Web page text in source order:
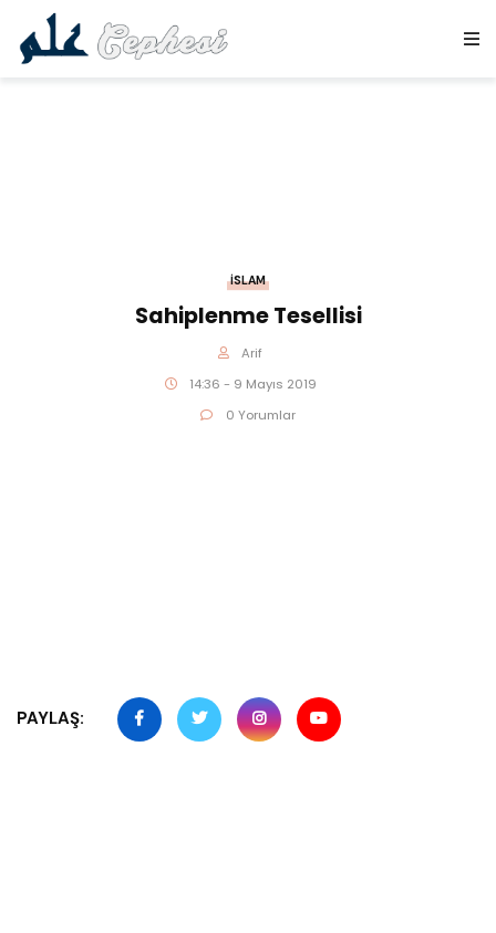
İSLAM
Sahiplenme Tesellisi
Arif
14:36 - 9 Mayıs 2019
0 Yorumlar
PAYLAŞ: